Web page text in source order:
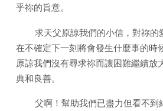
乎祢的旨意。
求天父原諒我們的小信，對祢的
在不確定下一刻將會發生什麼事的時
原諒我們沒有尋求祢而讓困難繼續放
典和良善。
父啊！幫助我們已盡力但看不到